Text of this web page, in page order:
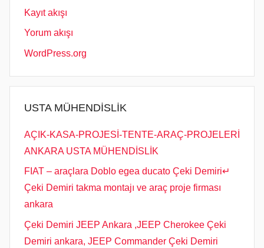
Kayıt akışı
Yorum akışı
WordPress.org
USTA MÜHENDİSLİK
AÇIK-KASA-PROJESİ-TENTE-ARAÇ-PROJELERİ
ANKARA USTA MÜHENDİSLİK
FIAT – araçlara Doblo egea ducato Çeki Demiri↵
Çeki Demiri takma montajı ve araç proje firması
ankara
Çeki Demiri JEEP Ankara ,JEEP Cherokee Çeki
Demiri ankara, JEEP Commander Çeki Demiri